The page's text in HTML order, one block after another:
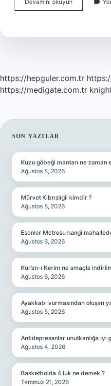
Devamını okuyun
Budaması
Yapılır
https://hepguler.com.tr
https://medigate.com.tr
SIDEBAR
SON YAZILAR
Kuzu göbeği mantarı ne zaman
Ağustos 8, 2026
Mürvet Kıbrıslıgil kimdir ?
Ağustos 8, 2026
Esenler Metrosu hangi
Ağustos 6, 2026
Kur’an-ı Kerim ne amaçla
Ağustos 6, 2026
Ayakkabı vurmasından oluşan
Ağustos 5, 2026
Antidepresanlar unutkanlığa iyi
Ağustos 4, 2026
Basketbolda 4 luk ne demek ?
Temmuz 21, 2026